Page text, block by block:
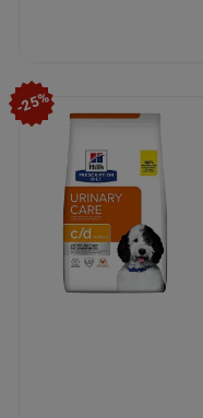
-25%